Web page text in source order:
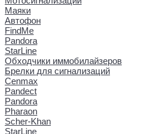
Маяки
Автофон
FindMe
Pandora
StarLine
Обходчики иммобилайзеров
Брелки для сигнализаций
Cenmax
Pandect
Pandora
Pharaon
Scher-Khan
StarLine